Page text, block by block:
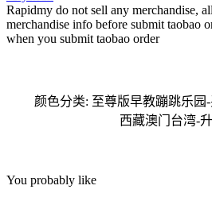
Rapidmy do not sell any merchandise,
merchandise info before submit taobao
when you submit taobao order
颜色分类: 至尊版早教蹦跳乐园-
西藏澳门台湾-
You probably like